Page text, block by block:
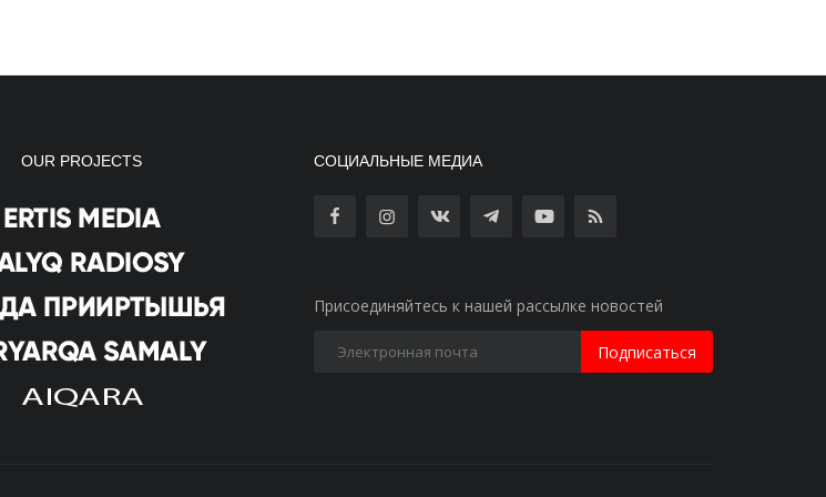
OUR PROJECTS СОЦИАЛЬНЫЕ МЕДИА
Присоединяйтесь к нашей рассылке новостей
Подписаться